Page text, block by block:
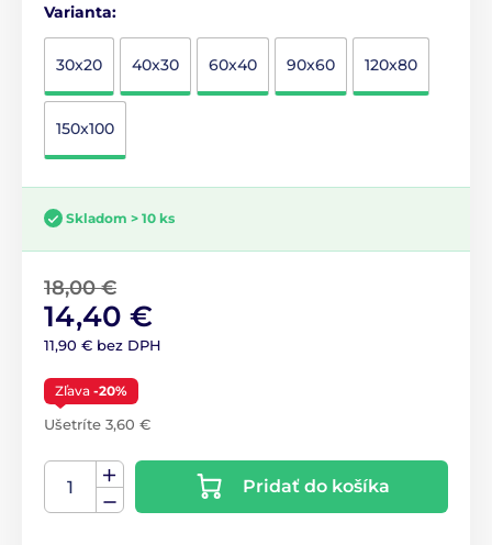
Varianta:
30x20 40x30 60x40 90x60 120x80
150x100
Skladom > 10 ks
18,00 €
14,40 €
11,90 € bez DPH
Zľava -20%
Ušetríte 3,60 €
Pridať do košíka